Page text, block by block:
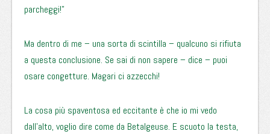
parcheggi!”
Ma dentro di me – una sorta di scintilla – qualcuno si rifiuta
a questa conclusione. Se sai di non sapere – dice – puoi
osare congetture. Magari ci azzecchi!
La cosa più spaventosa ed eccitante è che io mi vedo
dall’alto, voglio dire come da Betalgeuse. E scuoto la testa,